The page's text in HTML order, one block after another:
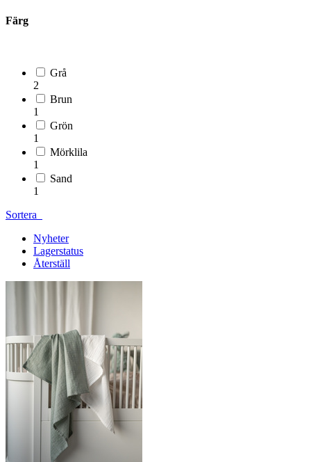
Färg
Grå
2
Brun
1
Grön
1
Mörklila
1
Sand
1
Sortera
Nyheter
Lagerstatus
Återställ